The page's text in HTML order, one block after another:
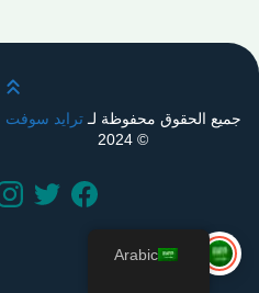
جميع الحقوق محفوظة لـترايد سوفت
© 2024
Arabic